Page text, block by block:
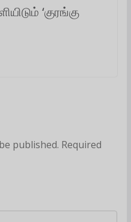
‘குரங்கு
published. Required